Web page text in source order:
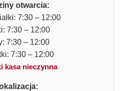
otwarcia:
7:30 – 12:00
7:30 – 12:00
7:30 – 12:00
7:30 – 12:00
kasa nieczynna